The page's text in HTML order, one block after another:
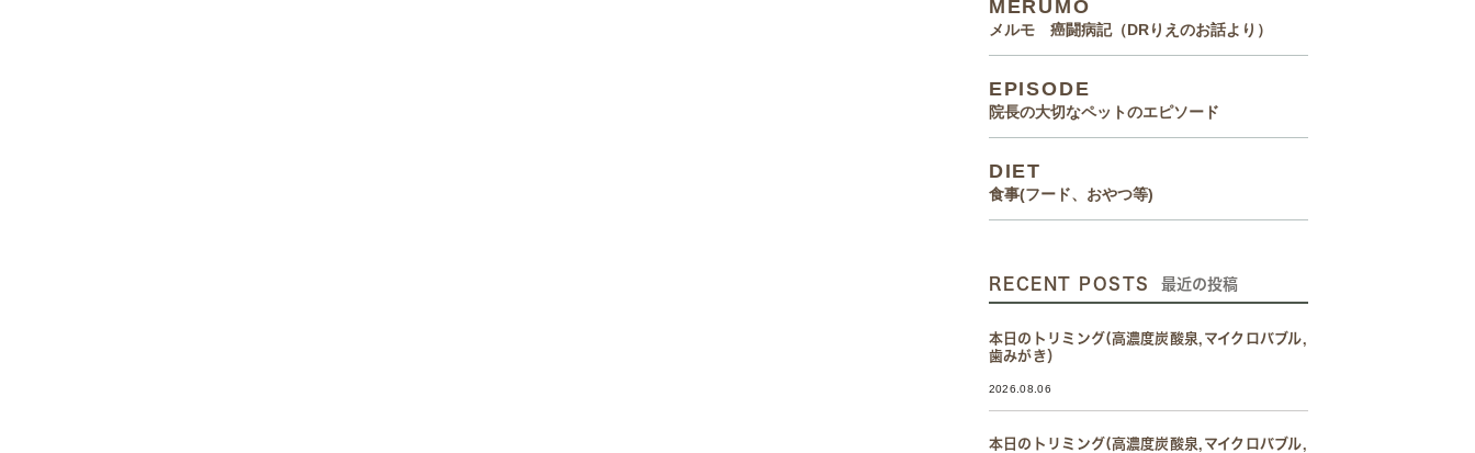
MERUMO
メルモ 癌闘病記（DRりえのお話より）
EPISODE
院長の大切なペットのエピソード
DIET
食事(フード、おやつ等)
RECENT POSTS 最近の投稿
本日のトリミング(高濃度炭酸泉,マイクロバブル,
歯みがき）
2026.08.06
本日のトリミング(高濃度炭酸泉,マイクロバブル,